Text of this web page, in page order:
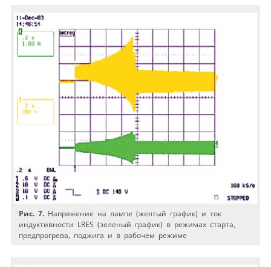
Рис. 7. Напряжение на лампе (желтый график) и ток
индуктивности LRES (зеленый график) в режимах старта,
предпрогрева, поджига и в рабочем режиме